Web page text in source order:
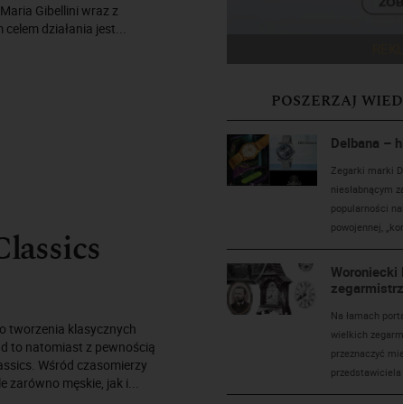
Gibellini wraz z
działania jest...
tworzenia klasycznych
to natomiast z pewnością
Wśród czasomierzy
zarówno męskie, jak i...
POSZERZAJ
Delbana –
Zegarki marki
niesłabnącym
popularności
powojennej,
Woroniecki
Na łamach
wielkich
przeznaczyć